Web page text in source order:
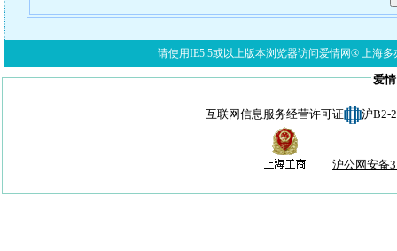
请使用IE5.5或以上版本浏览器访问爱情网® 上海多
爱
互联网信息服务经营许可证 沪B2-
沪公网安备